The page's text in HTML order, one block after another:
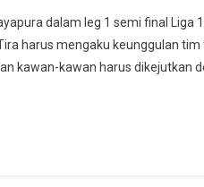
dalam leg 1 semi final Liga
harus mengaku keunggulan
kawan-kawan harus dikejutkan